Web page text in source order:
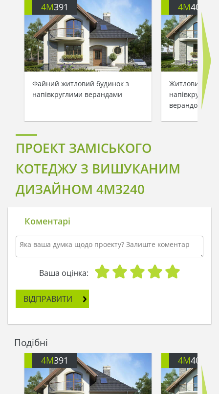
4M391
Файний житловий будинок з
напівкруглими верандами
4M401
Житловий
верандою
ПРОЕКТ ЗАМІСЬКОГО
КОТЕДЖУ З ВИШУКАНИМ
ДИЗАЙНОМ 4M3240
Коментарі
Ваша оцінка:
ВІДПРАВИТИ
Подібні
4M391 4M401